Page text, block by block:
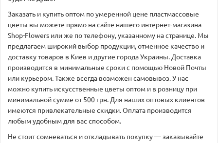
Заказать и купить оптом по умеренной цене пластмассовые
цветы вы можете прямо на сайте нашего интернет-магазина
Shop-Flowers или же по телефону, указанному на странице. Мы
предлагаем широкий выбор продукции, отменное качество и
доставку товаров в Киев и другие города Украины. Доставка
производится в минимальные сроки с помощью Новой Почты
или курьером. Также всегда возможен самовывоз. У нас
можно купить искусственные цветы оптом и в розницу при
минимальной сумме от 500 грн. Для наших оптовых клиентов
имеются привлекательные скидки. Оплата производится
любым удобным для вас способом.
Не стоит сомневаться и откладывать покупку — заказывайте